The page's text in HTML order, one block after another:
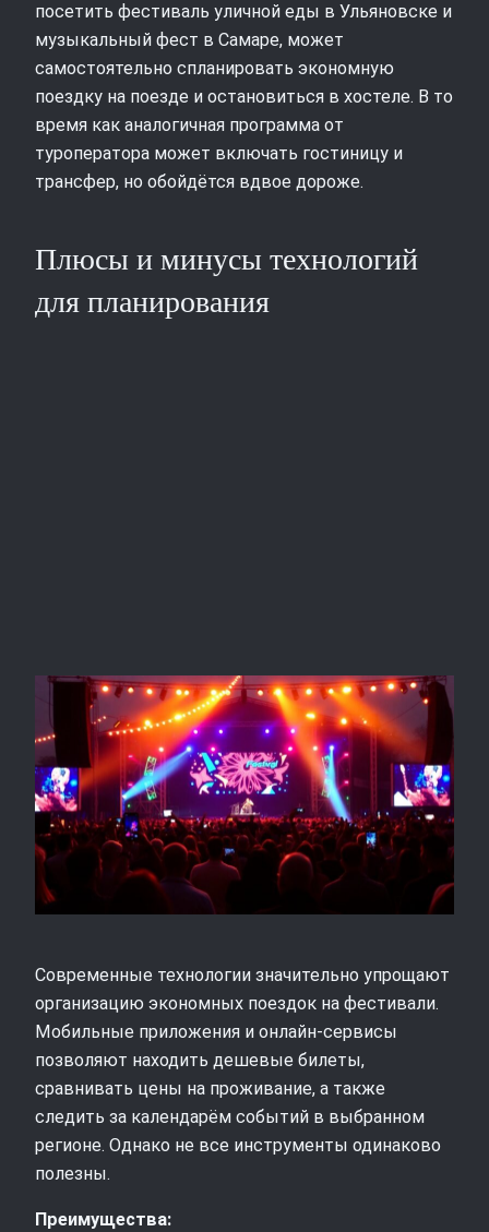
посетить фестиваль уличной еды в Ульяновске и
музыкальный фест в Самаре, может
самостоятельно спланировать экономную
поездку на поезде и остановиться в хостеле. В то
время как аналогичная программа от
туроператора может включать гостиницу и
трансфер, но обойдётся вдвое дороже.
Плюсы и минусы технологий
для планирования
Современные технологии значительно упрощают
организацию экономных поездок на фестивали.
Мобильные приложения и онлайн-сервисы
позволяют находить дешевые билеты,
сравнивать цены на проживание, а также
следить за календарём событий в выбранном
регионе. Однако не все инструменты одинаково
полезны.
Преимущества: